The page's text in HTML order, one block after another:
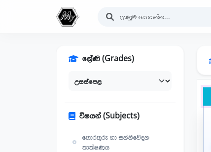
ශ්‍රේණි (Grades)
විෂයන් (Subjects)
තොරතුරු හා සන්නිවේදන
තාක්ෂණය